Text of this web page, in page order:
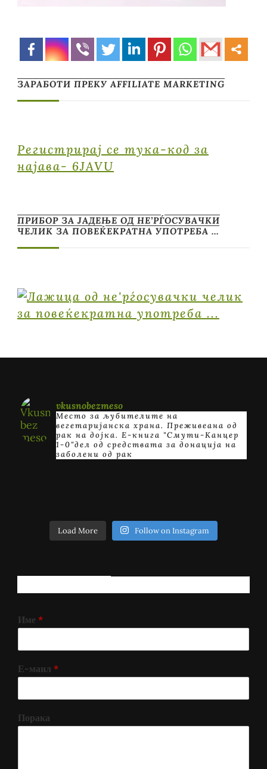
ЗАРАБОТИ ПРЕКУ AFFILIATE MARKETING
Регистрирај се тука-код за
најава- 6JAVU
ПРИБОР ЗА ЈАДЕЊЕ ОД НЕ’РЃОСУВАЧКИ
ЧЕЛИК ЗА ПОВЕЌЕКРАТНА УПОТРЕБА …
vkusnobezmeso
Место за љубителите на
вегетаријанска храна. Преживеана од
рак на дојка. E-книга "Смути-Канцер
1-0"дел од средствата за донација на
заболени од рак
Load More Follow on Instagram
Име *
Е-маил *
Порака